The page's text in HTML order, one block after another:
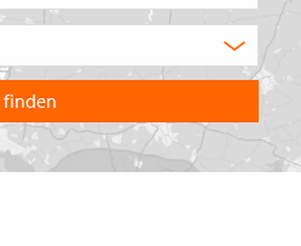
in
welchem
Land
Sie
suchen